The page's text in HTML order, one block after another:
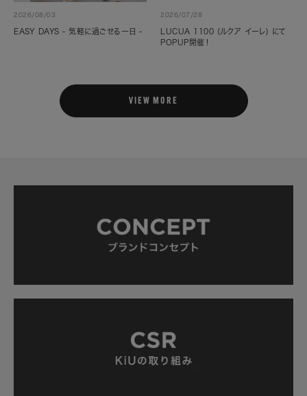
2026/08/03
EASY DAYS - 気軽に過ごせる一日 -
2026/07/28
LUCUA 1100 (ルクア イーレ) にて
POPUP開催！
VIEW MORE